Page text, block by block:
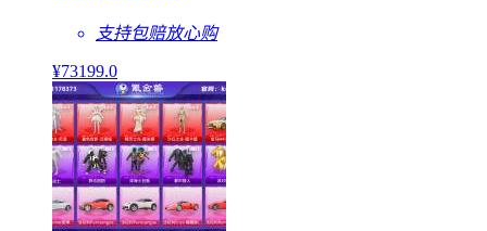
支持包赔放心购
¥73199.0